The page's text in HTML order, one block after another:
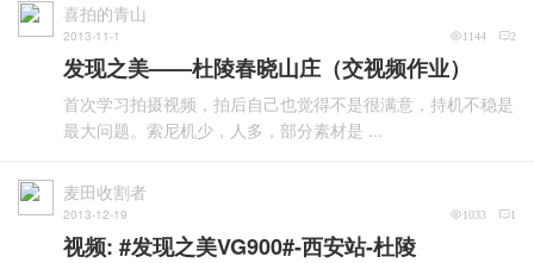
喜拍的青山
2013-11-1 2
1144
发现之美——杜陵春晓山庄（交视频作业）
首次学习拍摄视频，拍后自己也觉得不是很满意，持机不稳是
最大问题。索尼机少，人多，部分素材是 ...
麦田收割者
2013-12-19 1
1033
视频: #发现之美VG900#-西安站-杜陵